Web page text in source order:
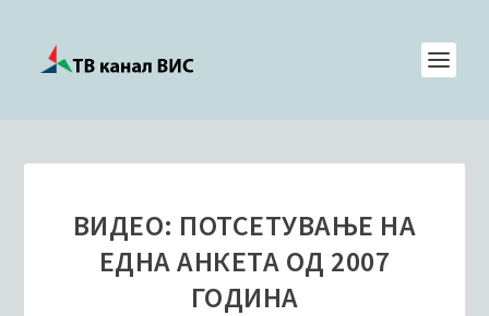
ВИДЕО: ПОТСЕТУВАЊЕ НА
ЕДНА АНКЕТА ОД 2007
ГОДИНА